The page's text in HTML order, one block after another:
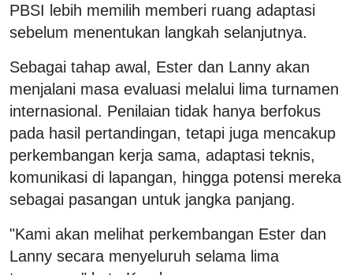
PBSI lebih memilih memberi ruang adaptasi
sebelum menentukan langkah selanjutnya.
Sebagai tahap awal, Ester dan Lanny akan
menjalani masa evaluasi melalui lima turnamen
internasional. Penilaian tidak hanya berfokus
pada hasil pertandingan, tetapi juga mencakup
perkembangan kerja sama, adaptasi teknis,
komunikasi di lapangan, hingga potensi mereka
sebagai pasangan untuk jangka panjang.
"Kami akan melihat perkembangan Ester dan
Lanny secara menyeluruh selama lima